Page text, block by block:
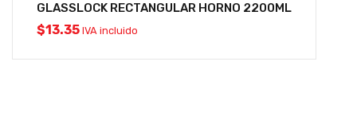
GLASSLOCK RECTANGULAR HORNO 2200ML
$13.35 IVA incluido